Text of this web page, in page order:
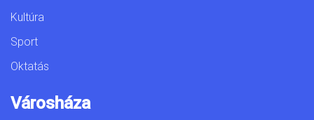
Kultúra
Sport
Oktatás
Városháza